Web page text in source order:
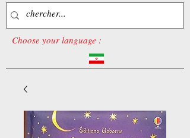
Choose your language :